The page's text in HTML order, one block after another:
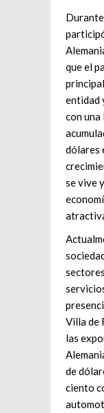
que el
entidad
con
dólares
se vive
Villa de
las
de
ciento